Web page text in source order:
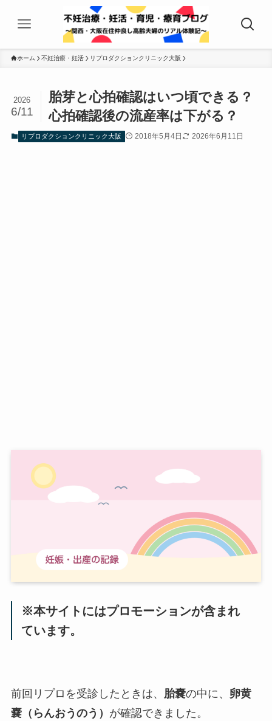
ホーム 不妊治療・妊活 リプロダクションクリニック大阪
胎芽と心拍確認はいつ頃できる？
心拍確認後の流産率は下がる？
2026
6/11
リプロダクションクリニック大阪 2018年5月4日 2026年6月11日
※本サイトにはプロモーションが含まれ
ています。
前回リプロを受診したときは、 胎嚢の中に、 卵黄
嚢（らんおうのう） が確認できました。